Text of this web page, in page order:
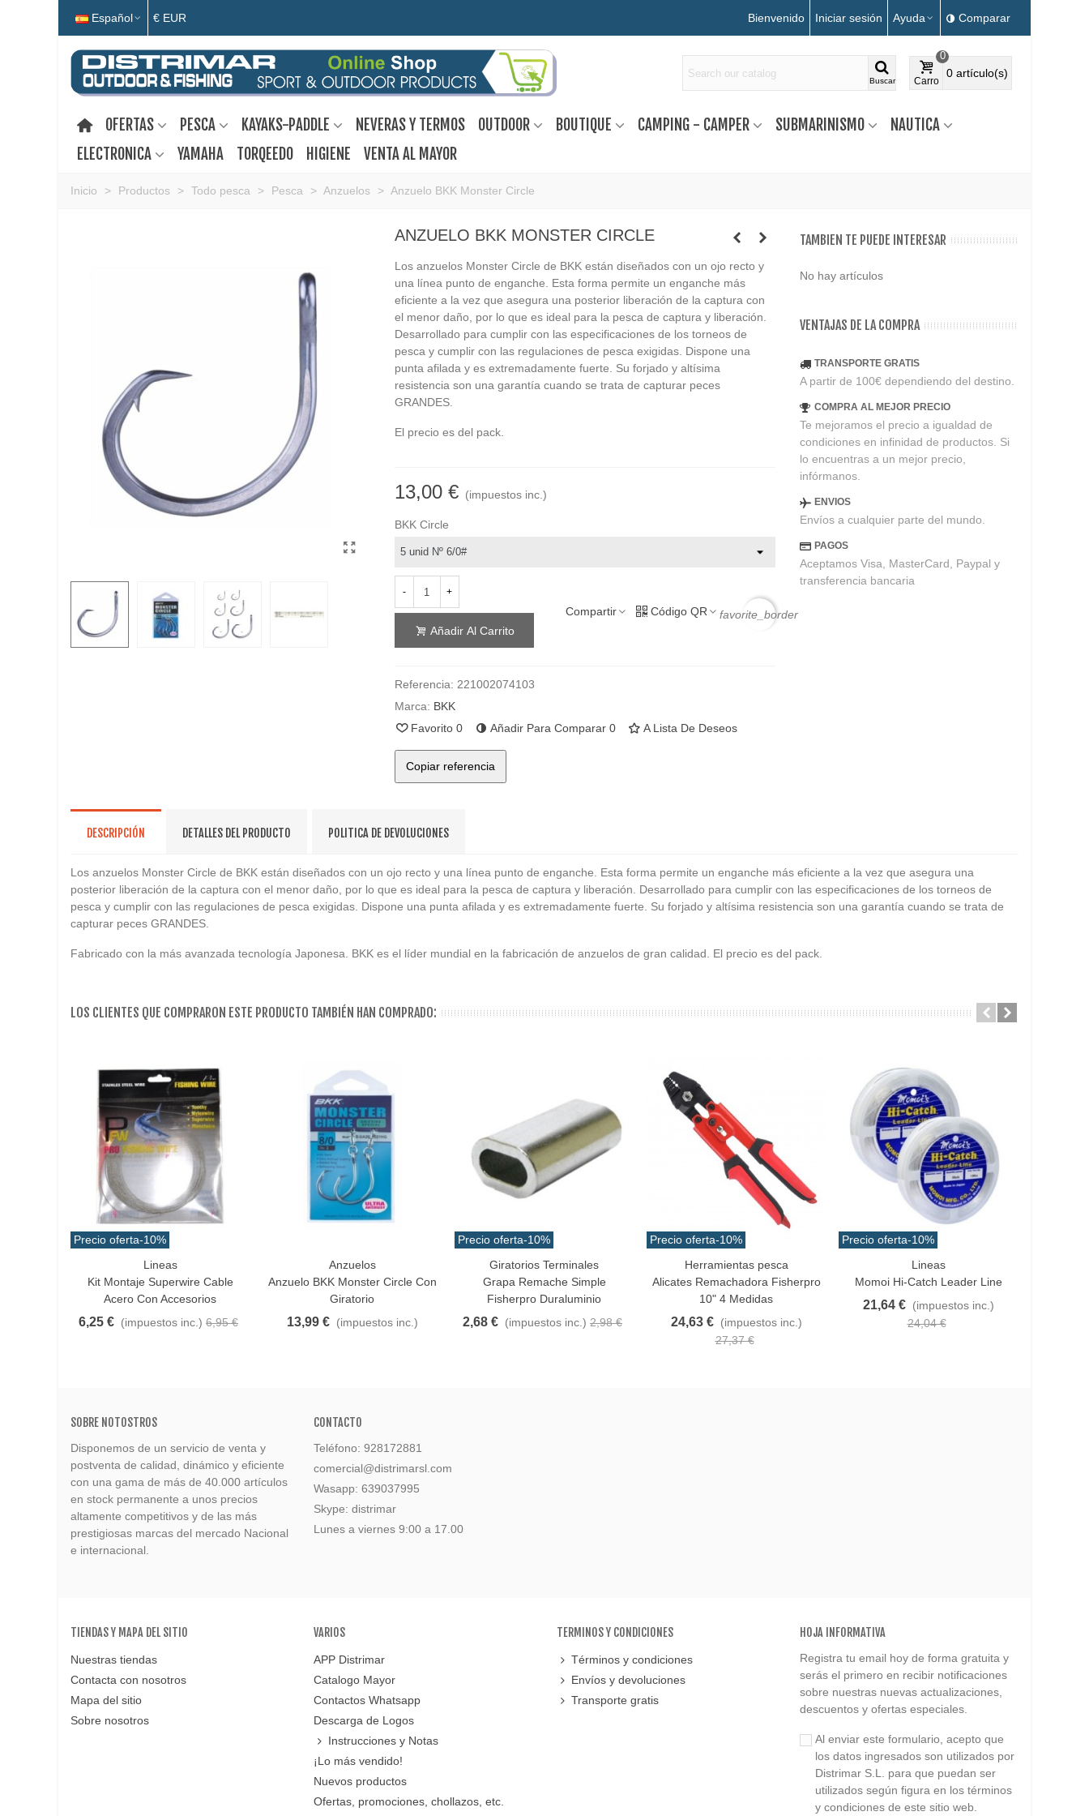
Español € EUR Bienvenido Iniciar sesión Ayuda Comparar
Buscar Carro
0
0 artículo(s)
OFERTAS PESCA KAYAKS-PADDLE NEVERAS Y TERMOS OUTDOOR BOUTIQUE CAMPING - CAMPER SUBMARINISMO
NAUTICA
ELECTRONICA
YAMAHA TORQEEDO HIGIENE VENTA AL MAYOR
Inicio > Productos > Todo pesca > Pesca > Anzuelos > Anzuelo BKK Monster Circle
ANZUELO BKK MONSTER CIRCLE
Los anzuelos Monster Circle de BKK están diseñados con un ojo recto y
una línea punto de enganche. Esta forma permite un enganche más
eficiente a la vez que asegura una posterior liberación de la captura con
el menor daño, por lo que es ideal para la pesca de captura y liberación.
Desarrollado para cumplir con las especificaciones de los torneos de
pesca y cumplir con las regulaciones de pesca exigidas. Dispone una
punta afilada y es extremadamente fuerte. Su forjado y altísima
resistencia son una garantía cuando se trata de capturar peces
GRANDES.
El precio es del pack.
13,00 € (impuestos inc.)
BKK Circle
- +
Añadir Al Carrito
Compartir Código QR favorite_border
Referencia: 221002074103
Marca: BKK
Favorito 0 Añadir Para Comparar 0 A Lista De Deseos
Copiar referencia
TAMBIEN TE PUEDE INTERESAR
No hay artículos
VENTAJAS DE LA COMPRA
TRANSPORTE GRATIS
A partir de 100€ dependiendo del destino.
COMPRA AL MEJOR PRECIO
Te mejoramos el precio a igualdad de
condiciones en infinidad de productos. Si
lo encuentras a un mejor precio,
infórmanos.
ENVIOS
Envíos a cualquier parte del mundo.
PAGOS
Aceptamos Visa, MasterCard, Paypal y
transferencia bancaria
DESCRIPCIÓN DETALLES DEL PRODUCTO POLITICA DE DEVOLUCIONES
Los anzuelos Monster Circle de BKK están diseñados con un ojo recto y una línea punto de enganche. Esta forma permite un enganche más eficiente a la vez que asegura una
posterior liberación de la captura con el menor daño, por lo que es ideal para la pesca de captura y liberación. Desarrollado para cumplir con las especificaciones de los torneos de
pesca y cumplir con las regulaciones de pesca exigidas. Dispone una punta afilada y es extremadamente fuerte. Su forjado y altísima resistencia son una garantía cuando se trata de
capturar peces GRANDES.
Fabricado con la más avanzada tecnología Japonesa. BKK es el líder mundial en la fabricación de anzuelos de gran calidad. El precio es del pack.
LOS CLIENTES QUE COMPRARON ESTE PRODUCTO TAMBIÉN HAN COMPRADO:
Precio oferta-10%
FavoritoLineas
Kit Montaje Superwire Cable
Acero Con Accesorios
6,25 € (impuestos inc.) 6,95 €
FavoritoAnzuelos
Anzuelo BKK Monster Circle Con
Giratorio
13,99 € (impuestos inc.)
Precio oferta-10%
Favorito
Giratorios Terminales
Grapa Remache Simple
Fisherpro Duraluminio
2,68 € (impuestos inc.) 2,98 €
Precio oferta-10%
Añadir Al Carrito
Herramientas pesca
Alicates Remachadora Fisherpro
10" 4 Medidas
24,63 € (impuestos inc.)
27,37 €
Precio oferta-10%
FavoritoLineas
Momoi Hi-Catch Leader Line
21,64 € (impuestos inc.)
24,04 €
SOBRE NOTOSTROS
Disponemos de un servicio de venta y
postventa de calidad, dinámico y eficiente
con una gama de más de 40.000 artículos
en stock permanente a unos precios
altamente competitivos y de las más
prestigiosas marcas del mercado Nacional
e internacional.
CONTACTO
Teléfono: 928172881
comercial@distrimarsl.com
Wasapp: 639037995
Skype: distrimar
Lunes a viernes 9:00 a 17.00
TIENDAS Y MAPA DEL SITIO
Nuestras tiendas
Contacta con nosotros
Mapa del sitio
Sobre nosotros
VARIOS
APP Distrimar
Catalogo Mayor
Contactos Whatsapp
Descarga de Logos
Instrucciones y Notas
¡Lo más vendido!
Nuevos productos
Ofertas, promociones, chollazos, etc.
TERMINOS Y CONDICIONES
Términos y condiciones
Envíos y devoluciones
Transporte gratis
HOJA INFORMATIVA
Registra tu email hoy de forma gratuita y
serás el primero en recibir notificaciones
sobre nuestras nuevas actualizaciones,
descuentos y ofertas especiales.
Al enviar este formulario, acepto que
los datos ingresados son utilizados por
Distrimar S.L. para que puedan ser
utilizados según figura en los términos
y condiciones de este sitio web.